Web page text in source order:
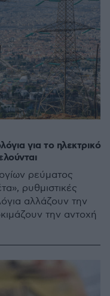
για το ηλεκτρικό
ρεύματος
ρυθμιστικές
αλλάζουν την
την αντοχή